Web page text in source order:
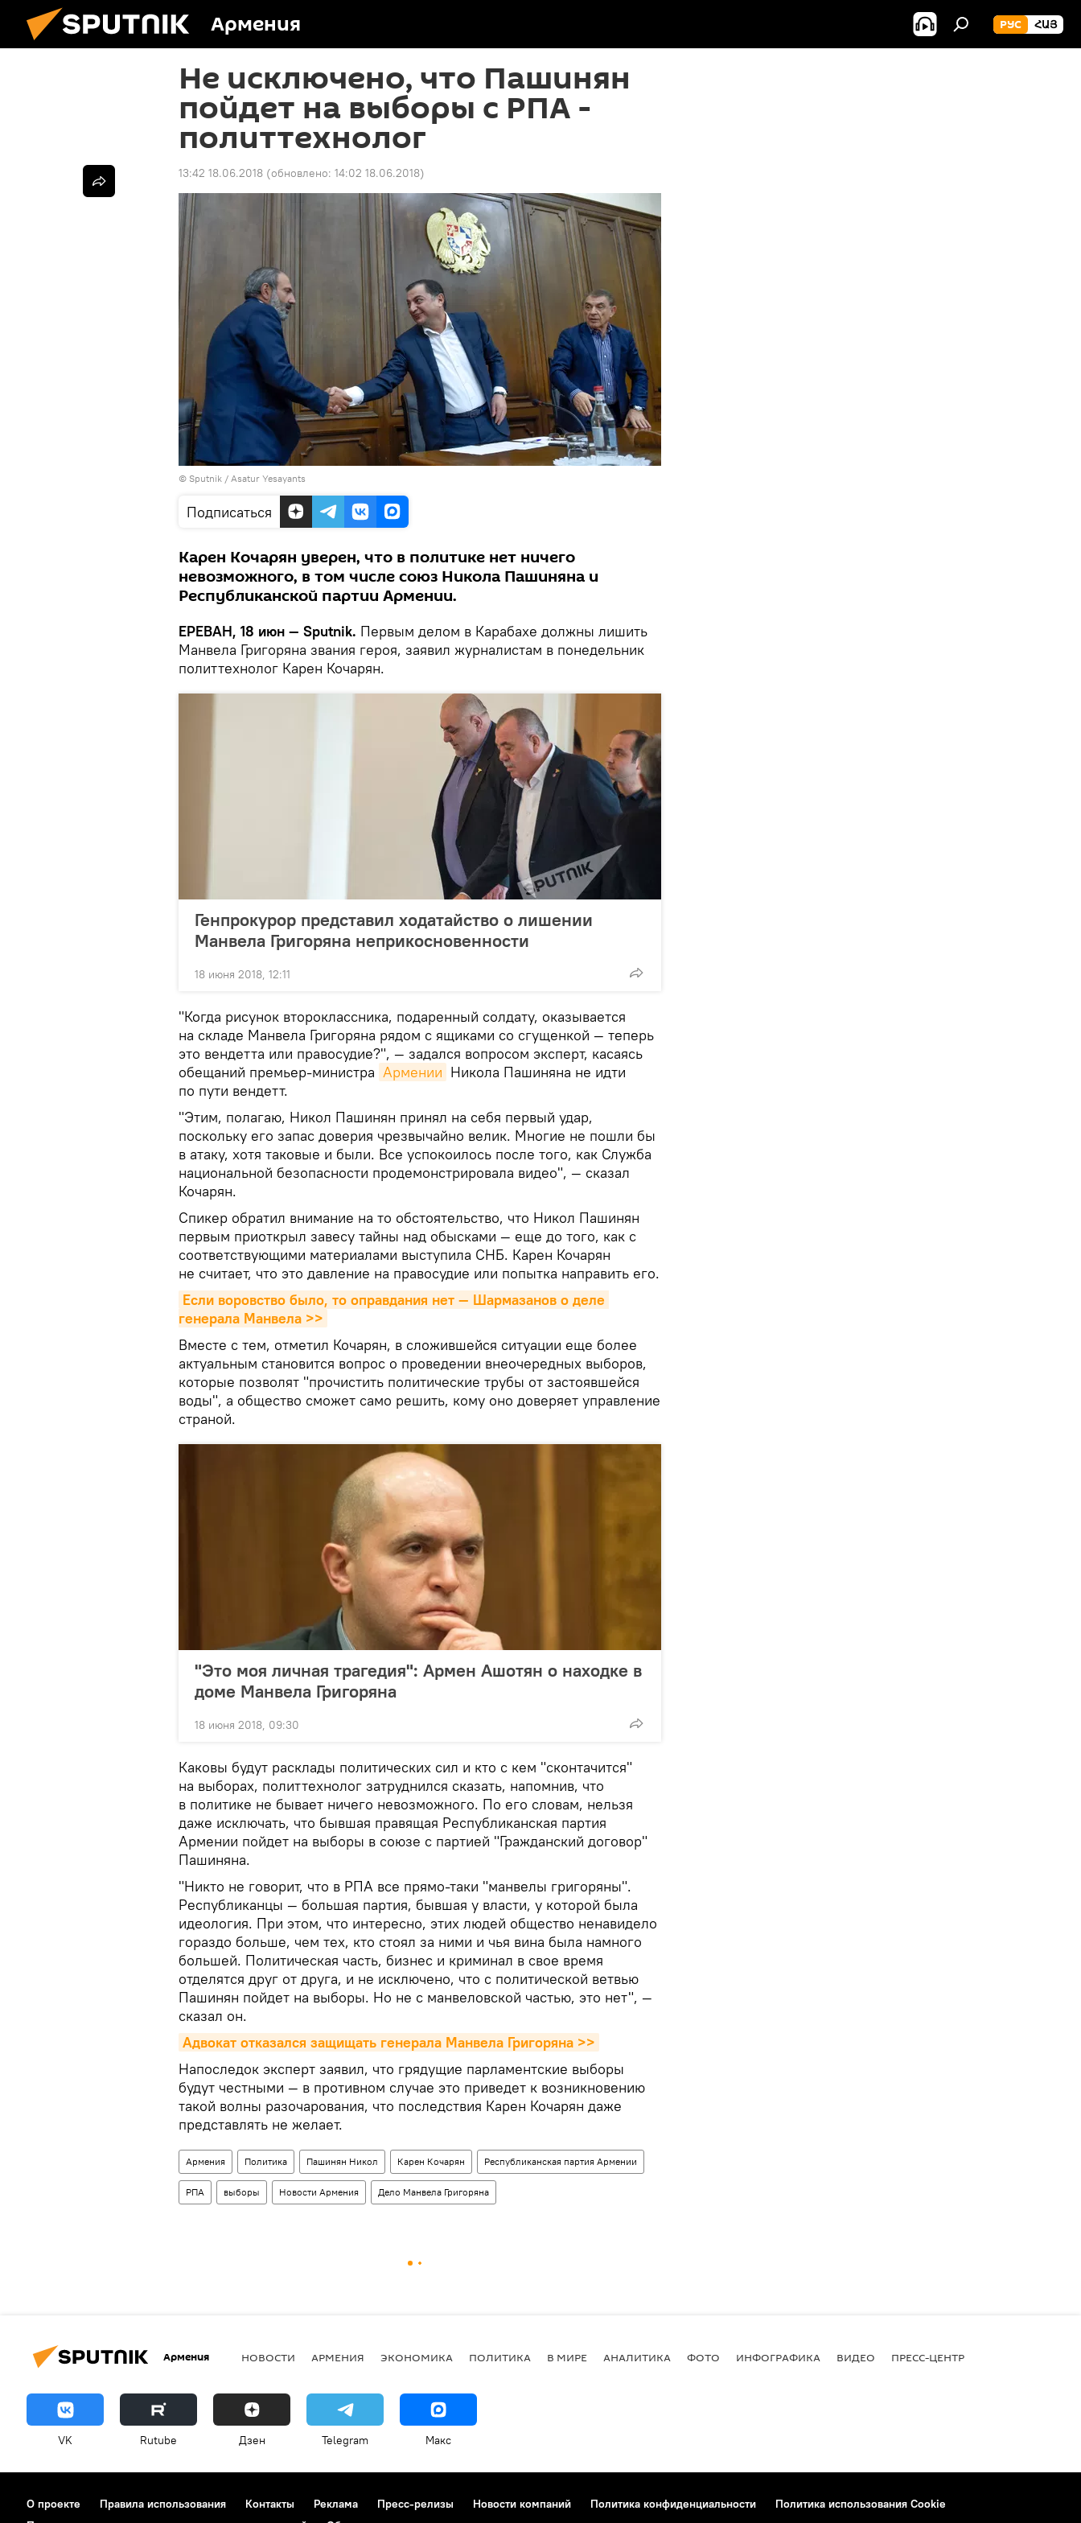
Армения РУС ՀԱՅ
Не исключено, что Пашинян
пойдет на выборы с РПА -
политтехнолог
13:42 18.06.2018 (обновлено: 14:02 18.06.2018)
© Sputnik / Asatur Yesayants
Подписаться
Карен Кочарян уверен, что в политике нет ничего
невозможного, в том числе союз Никола Пашиняна и
Республиканской партии Армении.
ЕРЕВАН, 18 июн — Sputnik. Первым делом в Карабахе должны лишить
Манвела Григоряна звания героя, заявил журналистам в понедельник
политтехнолог Карен Кочарян.
Генпрокурор представил ходатайство о лишении
Манвела Григоряна неприкосновенности
18 июня 2018, 12:11
"Когда рисунок второклассника, подаренный солдату, оказывается
на складе Манвела Григоряна рядом с ящиками со сгущенкой — теперь
это вендетта или правосудие?", — задался вопросом эксперт, касаясь
обещаний премьер-министра Армении Никола Пашиняна не идти
по пути вендетт.
"Этим, полагаю, Никол Пашинян принял на себя первый удар,
поскольку его запас доверия чрезвычайно велик. Многие не пошли бы
в атаку, хотя таковые и были. Все успокоилось после того, как Служба
национальной безопасности продемонстрировала видео", — сказал
Кочарян.
Спикер обратил внимание на то обстоятельство, что Никол Пашинян
первым приоткрыл завесу тайны над обысками — еще до того, как с
соответствующими материалами выступила СНБ. Карен Кочарян
не считает, что это давление на правосудие или попытка направить его.
Если воровство было, то оправдания нет — Шармазанов о деле
генерала Манвела >>
Вместе с тем, отметил Кочарян, в сложившейся ситуации еще более
актуальным становится вопрос о проведении внеочередных выборов,
которые позволят "прочистить политические трубы от застоявшейся
воды", а общество сможет само решить, кому оно доверяет управление
страной.
"Это моя личная трагедия": Армен Ашотян о находке в
доме Манвела Григоряна
18 июня 2018, 09:30
Каковы будут расклады политических сил и кто с кем "сконтачится"
на выборах, политтехнолог затруднился сказать, напомнив, что
в политике не бывает ничего невозможного. По его словам, нельзя
даже исключать, что бывшая правящая Республиканская партия
Армении пойдет на выборы в союзе с партией "Гражданский договор"
Пашиняна.
"Никто не говорит, что в РПА все прямо-таки "манвелы григоряны".
Республиканцы — большая партия, бывшая у власти, у которой была
идеология. При этом, что интересно, этих людей общество ненавидело
гораздо больше, чем тех, кто стоял за ними и чья вина была намного
большей. Политическая часть, бизнес и криминал в свое время
отделятся друг от друга, и не исключено, что с политической ветвью
Пашинян пойдет на выборы. Но не с манвеловской частью, это нет", —
сказал он.
Адвокат отказался защищать генерала Манвела Григоряна >>
Напоследок эксперт заявил, что грядущие парламентские выборы
будут честными — в противном случае это приведет к возникновению
такой волны разочарования, что последствия Карен Кочарян даже
представлять не желает.
Армения Политика Пашинян Никол Карен Кочарян Республиканская партия Армении
РПА выборы Новости Армения Дело Манвела Григоряна
Армения НОВОСТИ АРМЕНИЯ ЭКОНОМИКА ПОЛИТИКА В МИРЕ АНАЛИТИКА ФОТО ИНФОГРАФИКА ВИДЕО ПРЕСС-ЦЕНТР
VK Rutube Дзен Telegram Макс
О проекте Правила использования Контакты Реклама Пресс-релизы Новости компаний Политика конфиденциальности
Политика использования Cookie